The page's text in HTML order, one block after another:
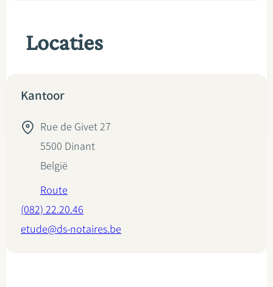
Locaties
Kantoor
Rue de Givet 27
5500 Dinant
België
Route
(082) 22.20.46
etude@ds-notaires.be